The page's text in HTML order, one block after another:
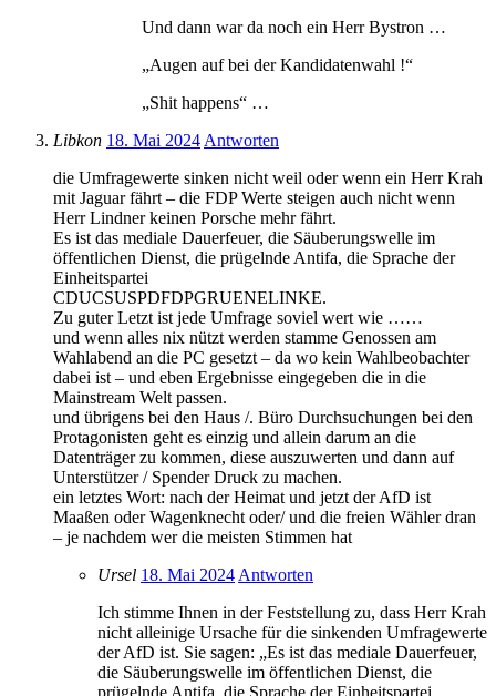
Und dann war da noch ein Herr Bystron …
„Augen auf bei der Kandidatenwahl !“
„Shit happens“ …
Libkon 18. Mai 2024 Antworten
die Umfragewerte sinken nicht weil oder wenn ein Herr Krah
mit Jaguar fährt – die FDP Werte steigen auch nicht wenn
Herr Lindner keinen Porsche mehr fährt.
Es ist das mediale Dauerfeuer, die Säuberungswelle im
öffentlichen Dienst, die prügelnde Antifa, die Sprache der
Einheitspartei
CDUCSUSPDFDPGRUENELINKE.
Zu guter Letzt ist jede Umfrage soviel wert wie ……
und wenn alles nix nützt werden stamme Genossen am
Wahlabend an die PC gesetzt – da wo kein Wahlbeobachter
dabei ist – und eben Ergebnisse eingegeben die in die
Mainstream Welt passen.
und übrigens bei den Haus /. Büro Durchsuchungen bei den
Protagonisten geht es einzig und allein darum an die
Datenträger zu kommen, diese auszuwerten und dann auf
Unterstützer / Spender Druck zu machen.
ein letztes Wort: nach der Heimat und jetzt der AfD ist
Maaßen oder Wagenknecht oder/ und die freien Wähler dran
– je nachdem wer die meisten Stimmen hat
Ursel 18. Mai 2024 Antworten
Ich stimme Ihnen in der Feststellung zu, dass Herr Krah
nicht alleinige Ursache für die sinkenden Umfragewerte
der AfD ist. Sie sagen: „Es ist das mediale Dauerfeuer,
die Säuberungswelle im öffentlichen Dienst, die
prügelnde Antifa, die Sprache der Einheitspartei